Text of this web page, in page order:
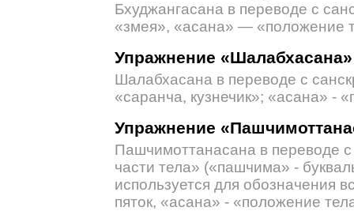
Бхуджангасана в переводе с
«змея», «асана» — «положение
Упражнение «Шалабхасана»
Шалабхасана в переводе с
«саранча, кузнечик»; «асана» -
Упражнение
Пашчимоттанасана в переводе
части тела» («пашчима» -
используется для обозначения
пяток, «асана» - «положение